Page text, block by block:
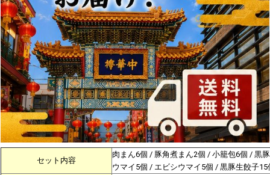
セット内容
肉まん6個 / 豚角煮まん2個 / 小籠包6個 / 黒
ウマイ5個 / エビシウマイ5個 / 黒豚生餃子15